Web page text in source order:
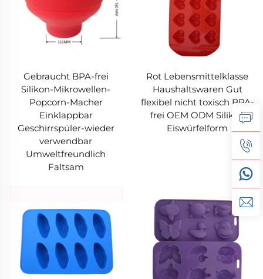
Gebraucht BPA-frei
Silikon-Mikrowellen-
Popcorn-Macher
Einklappbar
Geschirrspüler-wieder
verwendbar
Umweltfreundlich
Faltsam
Rot Lebensmittelklasse
Haushaltswaren Gut
flexibel nicht toxisch BPA-
frei OEM ODM Silikon
Eiswürfelform